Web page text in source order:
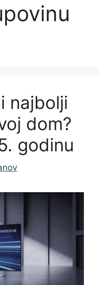
najbolji
dom?
godinu